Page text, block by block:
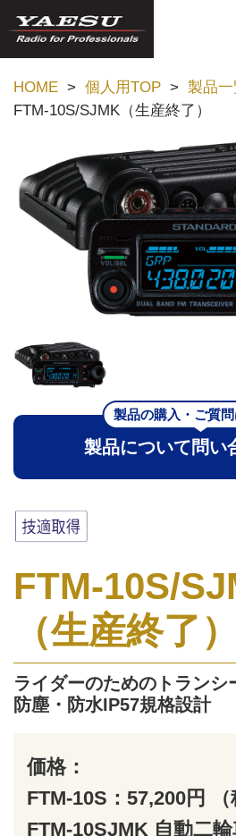
HOME 個人用TOP
製品一
FTM-10S/SJMK（生産終了）
製品の購入・ご質
製品について問い
FTM-10S/
（生産終了）
ライダーのためのトランシ
防塵・防水IP57規格設計
価格：
FTM-10S：57,200円 （
FTM-10SJMK 自動二